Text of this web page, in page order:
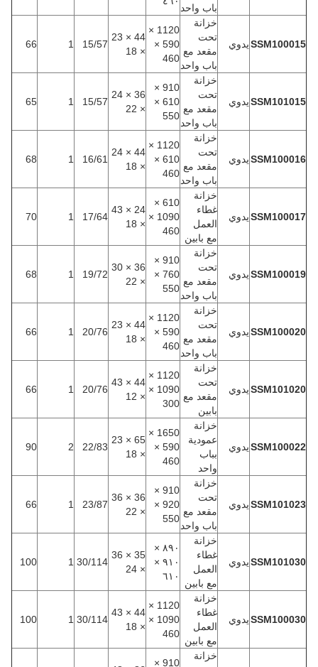
باب واحد
SSM100015يدوي
خزانة
تحت
مقعد مع
باب واحد
1120 ×
590 ×
460
44 × 23
× 18
15/57
66
SSM101015يدوي
خزانة
تحت
مقعد مع
باب واحد
910 ×
610 ×
550
36 × 24
× 22
15/57
65
SSM100016يدوي
خزانة
تحت
مقعد مع
باب واحد
1120 ×
610 ×
460
44 × 24
× 18
16/61
68
SSM100017يدوي
خزانة
غطاء
العمل
مع بابين
610 ×
1090 ×
460
24 × 43
× 18
17/64
70
SSM100019يدوي
خزانة
تحت
مقعد مع
باب واحد
910 ×
760 ×
550
36 × 30
× 22
19/72
68
SSM100020يدوي
خزانة
تحت
مقعد مع
باب واحد
1120 ×
590 ×
460
44 × 23
× 18
20/76
66
SSM101020يدوي
خزانة
تحت
مقعد مع
بابين
1120 ×
1090 ×
300
44 × 43
× 12
20/76
66
SSM100022يدوي
خزانة
عمودية
بباب
واحد
1650 ×
590 ×
460
65 × 23
× 18
22/83
90
SSM101023يدوي
خزانة
تحت
مقعد مع
باب واحد
910 ×
920 ×
550
36 × 36
× 22
23/87
66
SSM101030يدوي
خزانة
غطاء
العمل
مع بابين
٨٩٠ ×
٩١٠ ×
٦١٠
35 × 36
× 24
30/114
1
100
SSM100030يدوي
خزانة
غطاء
العمل
مع بابين
1120 ×
1090 ×
460
44 × 43
× 18
30/114
1
100
خزانة
910 ×